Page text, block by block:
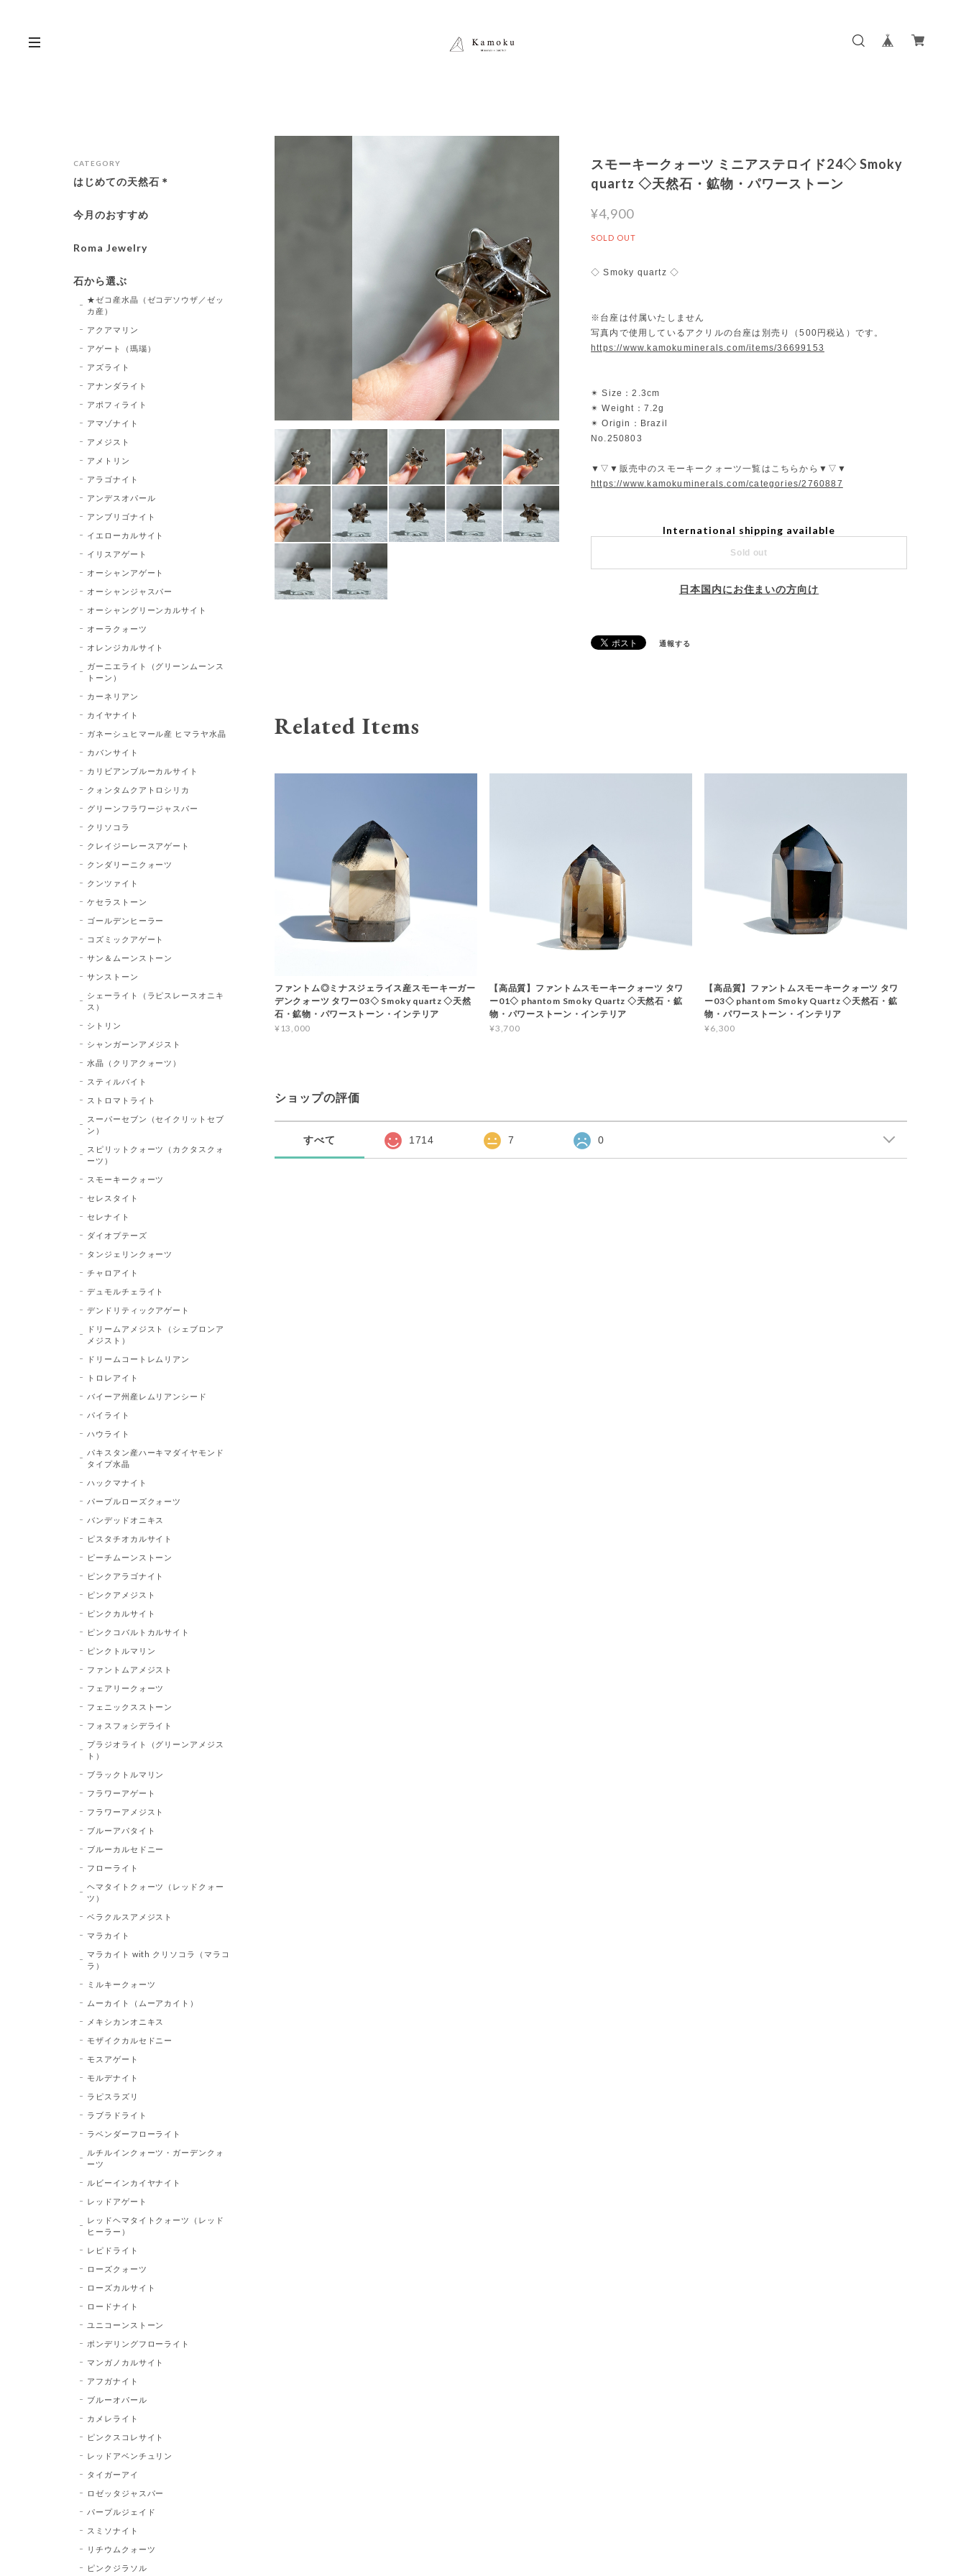
スモーキークォーツ ミニアステロイド24◇ Smoky
quartz ◇天然石・鉱物・パワーストーン
¥4,900
SOLD OUT
◇ Smoky quartz ◇
※台座は付属いたしません
写真内で使用しているアクリルの台座は別売り（500円税込）です。
https://www.kamokuminerals.com/items/36699153
✴︎ Size：2.3cm
✴︎ Weight：7.2g
✴︎ Origin：Brazil
No.250803
▼▽▼販売中のスモーキークォーツ一覧はこちらから▼▽▼
https://www.kamokuminerals.com/categories/2760887
International shipping available
Sold out
日本国内にお住まいの方向け
通報する
Related Items
ファントム◎ミナスジェライス産スモーキーガー
デンクォーツ タワー03◇ Smoky quartz ◇天然
石・鉱物・パワーストーン・インテリア
¥13,000
【高品質】ファントムスモーキークォーツ タワ
ー01◇ phantom Smoky Quartz ◇天然石・鉱
物・パワーストーン・インテリア
¥3,700
【高品質】ファントムスモーキークォーツ タワ
ー03◇ phantom Smoky Quartz ◇天然石・鉱
物・パワーストーン・インテリア
¥6,300
ショップの評価
すべて 1714 7 0
CATEGORY
はじめての天然石＊
今月のおすすめ
Roma Jewelry
石から選ぶ
★ゼコ産水晶（ゼコデソウザ／ゼッ
カ産）
アクアマリン
アゲート（瑪瑙）
アズライト
アナンダライト
アポフィライト
アマゾナイト
アメジスト
アメトリン
アラゴナイト
アンデスオパール
アンブリゴナイト
イエローカルサイト
イリスアゲート
オーシャンアゲート
オーシャンジャスパー
オーシャングリーンカルサイト
オーラクォーツ
オレンジカルサイト
ガーニエライト（グリーンムーンス
トーン）
カーネリアン
カイヤナイト
ガネーシュヒマール産 ヒマラヤ水晶
カバンサイト
カリビアンブルーカルサイト
クォンタムクアトロシリカ
グリーンフラワージャスパー
クリソコラ
クレイジーレースアゲート
クンダリーニクォーツ
クンツァイト
ケセラストーン
ゴールデンヒーラー
コズミックアゲート
サン＆ムーンストーン
サンストーン
シェーライト（ラピスレースオニキ
ス）
シトリン
シャンガーンアメジスト
水晶（クリアクォーツ）
スティルバイト
ストロマトライト
スーパーセブン（セイクリットセブ
ン）
スピリットクォーツ（カクタスクォ
ーツ）
スモーキークォーツ
セレスタイト
セレナイト
ダイオプテーズ
タンジェリンクォーツ
チャロアイト
デュモルチェライト
デンドリティックアゲート
ドリームアメジスト（シェブロンア
メジスト）
ドリームコートレムリアン
トロレアイト
バイーア州産レムリアンシード
パイライト
ハウライト
パキスタン産ハーキマダイヤモンド
タイプ水晶
ハックマナイト
パープルローズクォーツ
バンデッドオニキス
ピスタチオカルサイト
ピーチムーンストーン
ピンクアラゴナイト
ピンクアメジスト
ピンクカルサイト
ピンクコバルトカルサイト
ピンクトルマリン
ファントムアメジスト
フェアリークォーツ
フェニックスストーン
フォスフォシデライト
プラジオライト（グリーンアメジス
ト）
ブラックトルマリン
フラワーアゲート
フラワーアメジスト
ブルーアパタイト
ブルーカルセドニー
フローライト
ヘマタイトクォーツ（レッドクォー
ツ）
ベラクルスアメジスト
マラカイト
マラカイト with クリソコラ（マラコ
ラ）
ミルキークォーツ
ムーカイト（ムーアカイト）
メキシカンオニキス
モザイクカルセドニー
モスアゲート
モルデナイト
ラピスラズリ
ラブラドライト
ラベンダーフローライト
ルチルインクォーツ・ガーデンクォ
ーツ
ルビーインカイヤナイト
レッドアゲート
レッドヘマタイトクォーツ（レッド
ヒーラー）
レピドライト
ローズクォーツ
ローズカルサイト
ロードナイト
ユニコーンストーン
ポンデリングフローライト
マンガノカルサイト
アフガナイト
ブルーオパール
カメレライト
ピンクスコレサイト
レッドアベンチュリン
タイガーアイ
ロゼッタジャスパー
パープルジェイド
スミソナイト
リチウムクォーツ
ピンクジラソル